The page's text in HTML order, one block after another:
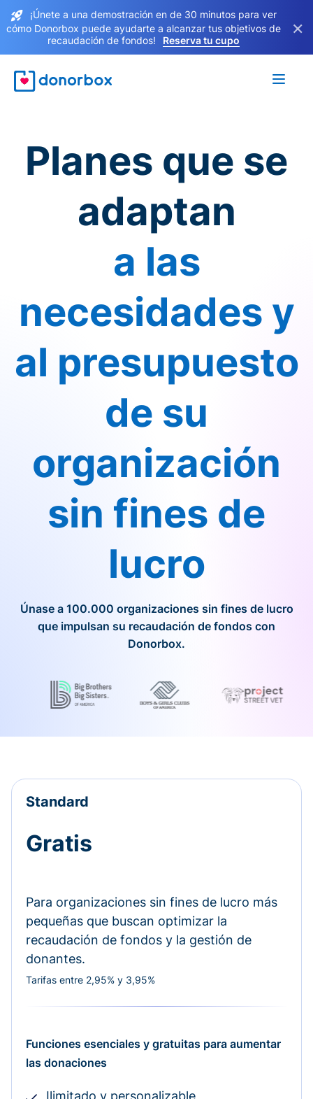
¡Únete a una demostración en de 30 minutos para ver
cómo Donorbox puede ayudarte a alcanzar tus objetivos de
recaudación de fondos!
Reserva tu cupo
×
Planes que se
adaptan
a las
necesidades y
al presupuesto
de su
organización
sin fines de
lucro
Únase a 100.000 organizaciones sin fines de lucro
que impulsan su recaudación de fondos con
Donorbox.
Standard
Gratis
Para organizaciones sin fines de lucro más
pequeñas que buscan optimizar la
recaudación de fondos y la gestión de
donantes.
Tarifas entre 2,95% y 3,95%
Funciones esenciales y gratuitas para aumentar
las donaciones
Ilimitado y personalizable